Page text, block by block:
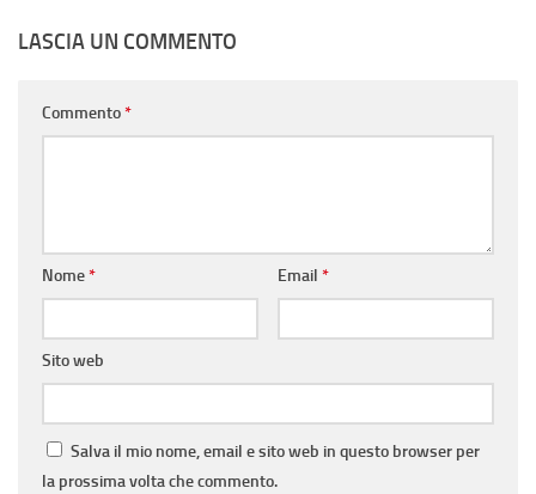
LASCIA UN COMMENTO
Commento*
Nome* Email *
Sito web
Salva il mio nome, email e sito web in questo browser per
la prossima volta che commento.